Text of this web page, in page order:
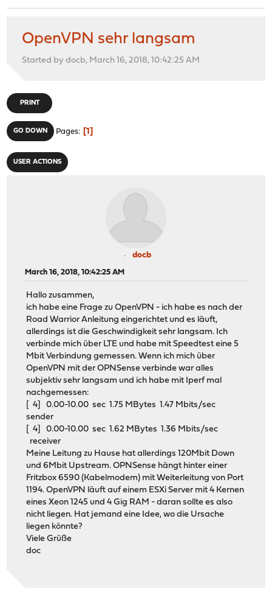
OpenVPN sehr langsam
Started by docb, March 16, 2018, 10:42:25 AM
PRINT
GO DOWN Pages 1
USER ACTIONS
docb
March 16, 2018, 10:42:25 AM
Hallo zusammen,
ich habe eine Frage zu OpenVPN - ich habe es nach der
Road Warrior Anleitung eingerichtet und es läuft,
allerdings ist die Geschwindigkeit sehr langsam. Ich
verbinde mich über LTE und habe mit Speedtest eine 5
Mbit Verbindung gemessen. Wenn ich mich über
OpenVPN mit der OPNSense verbinde war alles
subjektiv sehr langsam und ich habe mit Iperf mal
nachgemessen:
[ 4] 0.00-10.00 sec 1.75 MBytes 1.47 Mbits/sec
sender
[ 4] 0.00-10.00 sec 1.62 MBytes 1.36 Mbits/sec
receiver
Meine Leitung zu Hause hat allerdings 120Mbit Down
und 6Mbit Upstream. OPNSense hängt hinter einer
Fritzbox 6590 (Kabelmodem) mit Weiterleitung von Port
1194. OpenVPN läuft auf einem ESXi Server mit 4 Kernen
eines Xeon 1245 und 4 Gig RAM - daran sollte es also
nicht liegen. Hat jemand eine Idee, wo die Ursache
liegen könnte?
Viele Grüße
doc